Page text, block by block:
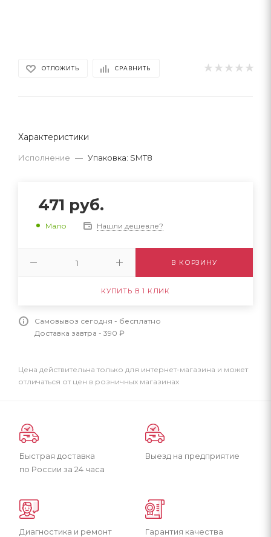
ОТЛОЖИТЬ СРАВНИТЬ
Характеристики
Исполнение — Упаковка: SMT8
471 руб.
Мало Нашли дешевле?
В КОРЗИНУ
КУПИТЬ В 1 КЛИК
Самовывоз сегодня - бесплатно
Доставка завтра - 390 ₽
Цена действительна только для интернет-магазина и может
отличаться от цен в розничных магазинах
Быстрая доставка
по России за 24 часа
Выезд на предприятие
Диагностика и ремонт Гарантия качества